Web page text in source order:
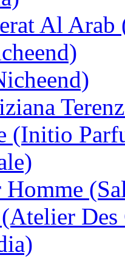
Al Arab
(Initio
Des